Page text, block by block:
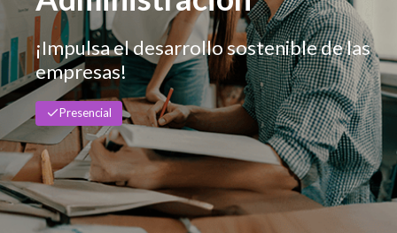
Presencial